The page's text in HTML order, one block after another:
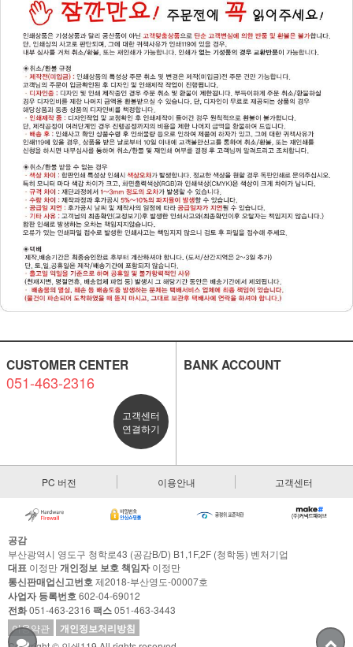
CUSTOMER CENTER
051-463-2316
고객센터
연결하기
BANK ACCOUNT
PC 버전 이용안내 고객센터
공감
부산광역시 영도구 청학로43 (공감B/D) B1,1F,2F (청학동) 벤처기업
대표 이정만개인정보 보호 책임자이정만
통신판매업신고번호제2018-부산영도-00007호
사업자 등록번호602-04-69012
전화051-463-2316 팩스051-463-3443
이용약관
개인정보처리방침